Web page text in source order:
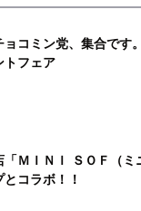
コミン党、集合です
トフェア
「ＭＩＮＩ ＳＯＦ（ミ
コラボ！！